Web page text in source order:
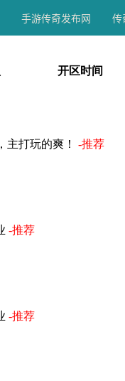
手游传奇发布网 传